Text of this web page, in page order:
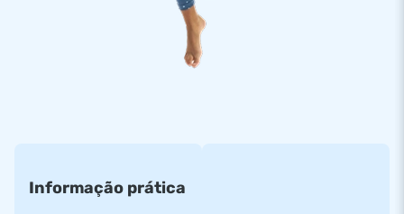
mesmo. O insuflável da JB tem uma garantia de 5 anos,
garantindo aos clientes anos de diversão. Ao comprar o
insuflável Multifun Super Crocodilo dará aos seus clientes,
nossa equipa oferece-lhe atracções e castelos insufláveis
únicos. Os nossos clientes confiam no nosso serviço
Informação prática